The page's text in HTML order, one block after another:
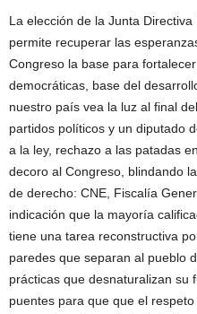
La elección de la Junta
permite recuperar las
Congreso la base para
democráticas, base del
nuestro país vea la luz al final
partidos políticos y un diputado
a la ley, rechazo a las patadas
decoro al Congreso, blindando
de derecho: CNE, Fiscalía
indicación que la mayoría
tiene una tarea reconstructiva
paredes que separan al pueblo
prácticas que desnaturalizan su
puentes para que que el